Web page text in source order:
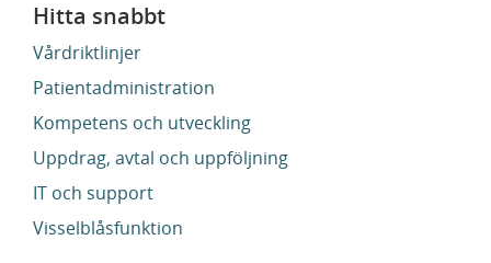
Hitta snabbt
Vårdriktlinjer
Patientadministration
Kompetens och utveckling
Uppdrag, avtal och uppföljning
IT och support
Visselblåsfunktion